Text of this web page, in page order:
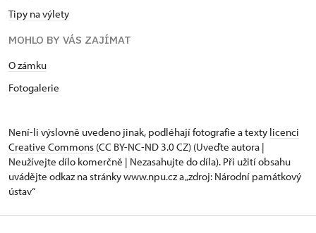
Tipy na výlety
MOHLO BY VÁS ZAJÍMAT
O zámku
Fotogalerie
Není-li výslovně uvedeno jinak, podléhají fotografie a texty licenci
Creative Commons (CC BY-NC-ND 3.0 CZ) (Uveďte autora |
Neužívejte dílo komerčně | Nezasahujte do díla). Při užití obsahu
uvádějte odkaz na stránky www.npu.cz a „zdroj: Národní památkový
ústav“